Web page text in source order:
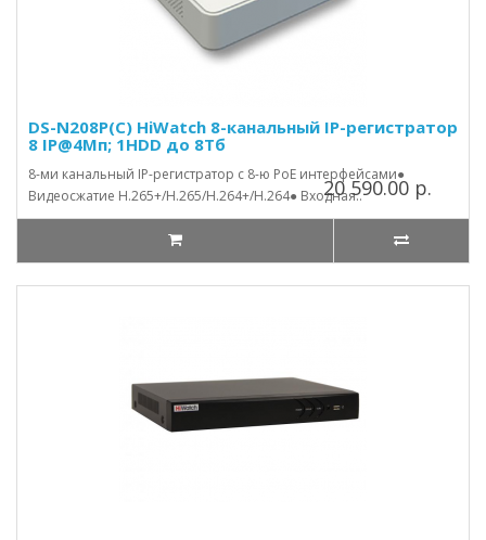
DS-N208P(С) HiWatch 8-канальный IP-регистратор
8 IP@4Мп; 1HDD до 8Тб
8-ми канальный IP-регистратор c 8-ю PoE интерфейсами●
Видеосжатие H.265+/H.265/H.264+/H.264● Входная..20 590.00 р.